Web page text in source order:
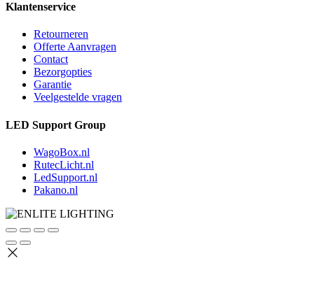
Klantenservice
Retourneren
Offerte Aanvragen
Contact
Bezorgopties
Garantie
Veelgestelde vragen
LED Support Group
WagoBox.nl
RutecLicht.nl
LedSupport.nl
Pakano.nl